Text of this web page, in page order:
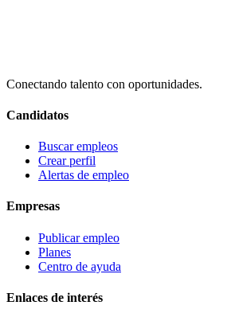
Conectando talento con oportunidades.
Candidatos
Buscar empleos
Crear perfil
Alertas de empleo
Empresas
Publicar empleo
Planes
Centro de ayuda
Enlaces de interés